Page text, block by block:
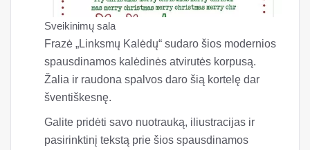
Sveikinimų sala
Frazė „Linksmų Kalėdų“ sudaro šios modernios
spausdinamos kalėdinės atvirutės korpusą.
Žalia ir raudona spalvos daro šią kortelę dar
šventiškesnę.
Galite pridėti savo nuotrauką, iliustracijas ir
pasirinktinį tekstą prie šios spausdinamos